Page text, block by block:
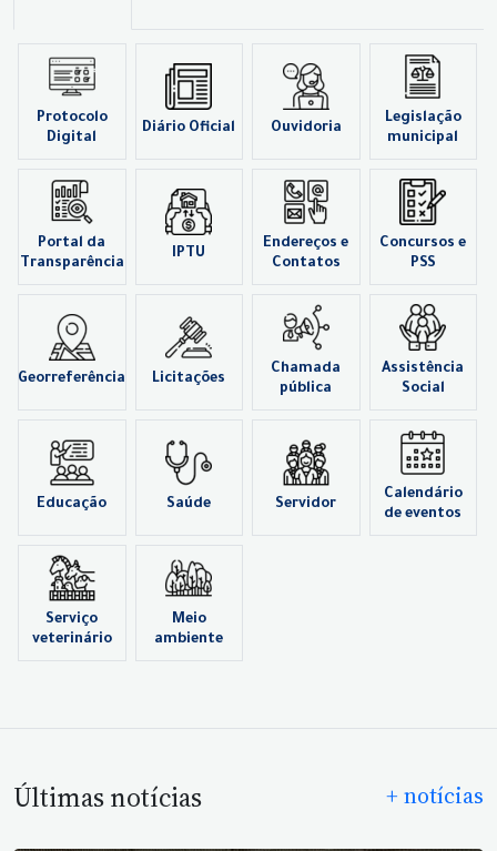
Protocolo
Digital
Diário Oficial Ouvidoria
Legislação
municipal
Portal da
Transparência
IPTU
Endereços e
Contatos
Concursos e
PSS
Georreferência Licitações
Chamada
pública
Assistência
Social
Educação Saúde Servidor
Calendário
de eventos
Serviço
veterinário
Meio
ambiente
Últimas notícias + notícias